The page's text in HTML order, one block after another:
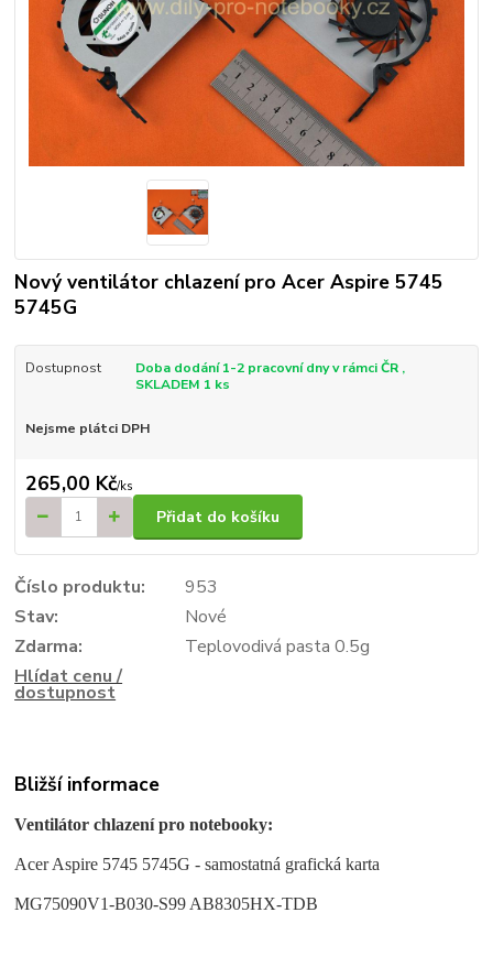
Nový ventilátor chlazení pro Acer Aspire 5745
5745G
Dostupnost
Doba dodání 1-2 pracovní dny v rámci ČR ,
SKLADEM 1 ks
Nejsme plátci DPH
265,00 Kč/ks
Přidat do košíku
Číslo produktu:
953
Stav:
Nové
Zdarma:
Teplovodivá pasta 0.5g
Hlídat cenu /
dostupnost
Bližší informace
Ventilátor chlazení pro notebooky:
Acer Aspire 5745 5745G - samostatná grafická karta
MG75090V1-B030-S99 AB8305HX-TDB